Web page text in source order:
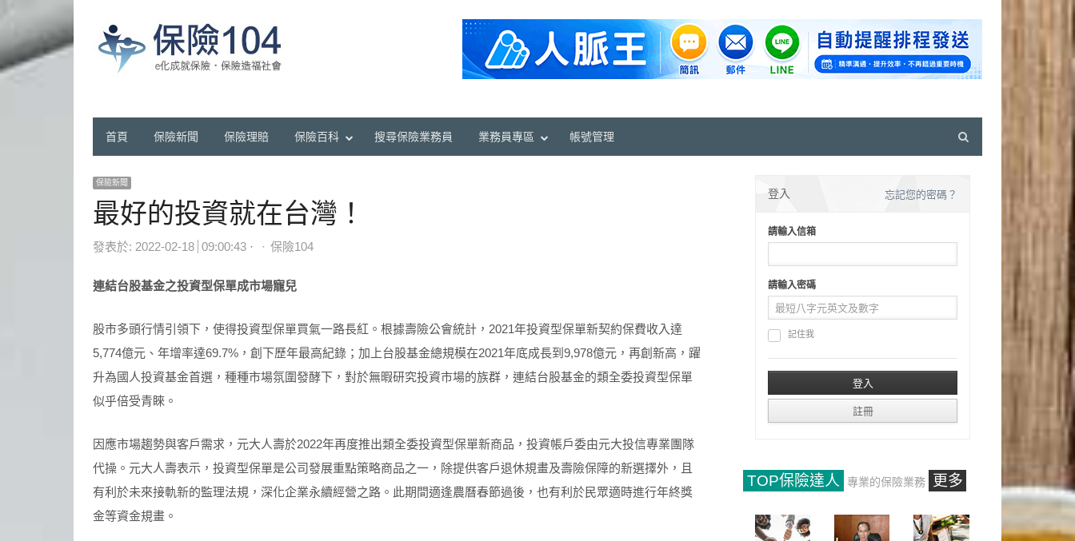
首頁 保險新聞 保險理賠 保險百科 搜尋保險業務員 業務員專區 帳號管理
search
保險新聞
最好的投資就在台灣！
發表於: 2022-02-18 09:00:43 Author
保險104
連結台股基金之投資型保單成市場寵兒
股市多頭行情引領下，使得投資型保單買氣一路長紅。根據壽險公會統計，2021年投資型保單新契約保費收入達
5,774億元、年增率達69.7%，創下歷年最高紀錄；加上台股基金總規模在2021年底成長到9,978億元，再創新高，躍
升為國人投資基金首選，種種市場氛圍發酵下，對於無暇研究投資市場的族群，連結台股基金的類全委投資型保單
似乎倍受青睞。
因應市場趨勢與客戶需求，元大人壽於2022年再度推出類全委投資型保單新商品，投資帳戶委由元大投信專業團隊
代操。元大人壽表示，投資型保單是公司發展重點策略商品之一，除提供客戶退休規畫及壽險保障的新選擇外，且
有利於未來接軌新的監理法規，深化企業永續經營之路。此期間適逢農曆春節過後，也有利於民眾適時進行年終獎
金等資金規畫。
登入 忘記您的密碼？
請輸入信箱
請輸入密碼
記住我
TOP保險達人 專業的保險業務 更多